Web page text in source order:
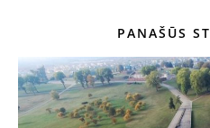
PANAŠŪS